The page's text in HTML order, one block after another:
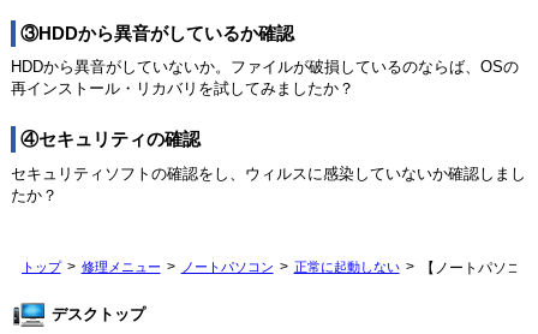
③HDDから異音がしているか確認
HDDから異音がしていないか。ファイルが破損しているのならば、OSの
再インストール・リカバリを試してみましたか？
④セキュリティの確認
セキュリティソフトの確認をし、ウィルスに感染していないか確認しまし
たか？
トップ 修理メニュー ノートパソコン 正常に起動しない 【ノートパソコ
デスクトップ